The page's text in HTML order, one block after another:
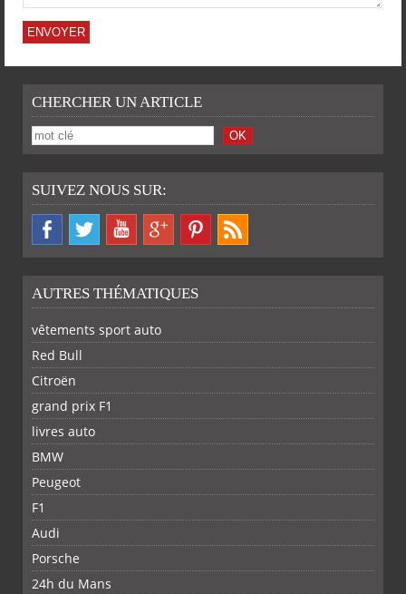
CHERCHER UN ARTICLE
SUIVEZ NOUS SUR:
AUTRES THÉMATIQUES
vêtements sport auto
Red Bull
Citroën
grand prix F1
livres auto
BMW
Peugeot
F1
Audi
Porsche
24h du Mans